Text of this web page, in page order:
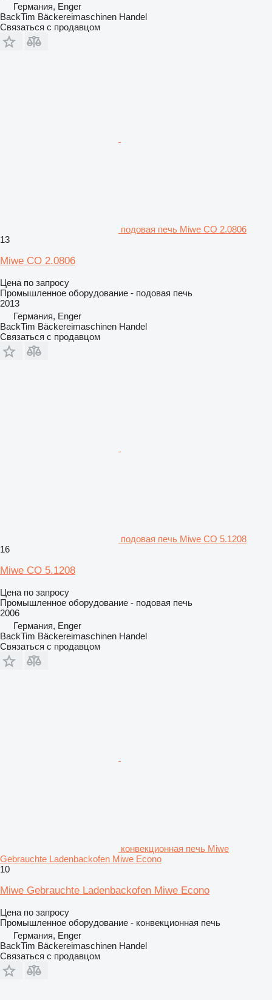
Германия, Enger
BackTim Bäckereimaschinen Handel
Связаться с продавцом
подовая печь Miwe CO 2.0806
13
Miwe CO 2.0806
Цена по запросу
Промышленное оборудование - подовая печь
2013
Германия, Enger
BackTim Bäckereimaschinen Handel
Связаться с продавцом
подовая печь Miwe CO 5.1208
16
Miwe CO 5.1208
Цена по запросу
Промышленное оборудование - подовая печь
2006
Германия, Enger
BackTim Bäckereimaschinen Handel
Связаться с продавцом
конвекционная печь Miwe
Gebrauchte Ladenbackofen Miwe Econo
10
Miwe Gebrauchte Ladenbackofen Miwe Econo
Цена по запросу
Промышленное оборудование - конвекционная печь
Германия, Enger
BackTim Bäckereimaschinen Handel
Связаться с продавцом